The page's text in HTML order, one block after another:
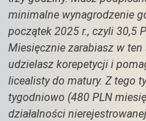
minimalne wynagrodzenie
początek 2025 r., czyli 30,5
Miesięcznie zarabiasz w
udzielasz korepetycji i
licealisty do matury. Z tego
tygodniowo (480 PLN
działalności